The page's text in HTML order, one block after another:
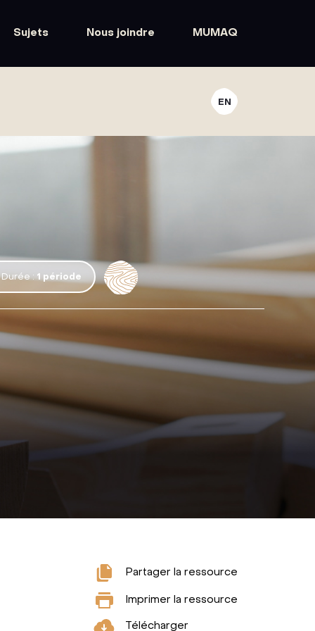
Sujets Nous joindre MUMAQ
EN
Durée : 1 période
Partager la ressource
Imprimer la ressource
Télécharger